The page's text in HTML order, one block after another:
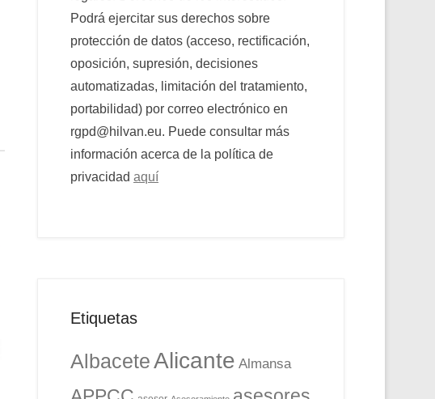
Podrá ejercitar sus derechos sobre
protección de datos (acceso, rectificación,
oposición, supresión, decisiones
automatizadas, limitación del tratamiento,
portabilidad) por correo electrónico en
rgpd@hilvan.eu. Puede consultar más
información acerca de la política de
privacidad aquí
Etiquetas
AlbaceteAlicante Almansa